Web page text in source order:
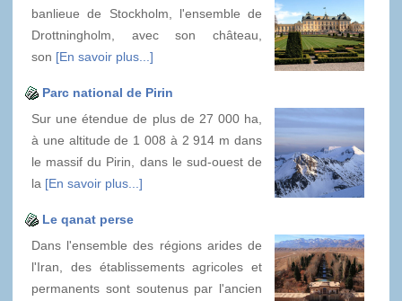
banlieue de Stockholm, l'ensemble de
Drottningholm, avec son château,
son [En savoir plus...]
Parc national de Pirin
Sur une étendue de plus de 27 000 ha,
à une altitude de 1 008 à 2 914 m dans
le massif du Pirin, dans le sud-ouest de
la [En savoir plus...]
Le qanat perse
Dans l'ensemble des régions arides de
l'Iran, des établissements agricoles et
permanents sont soutenus par l'ancien